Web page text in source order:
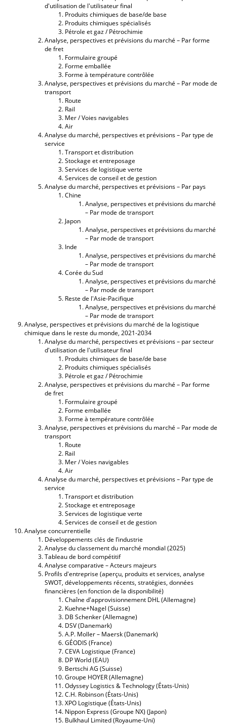
d'utilisation de l'utilisateur final
Produits chimiques de base/de base
Produits chimiques spécialisés
Pétrole et gaz / Pétrochimie
Analyse, perspectives et prévisions du marché – Par forme
de fret
Formulaire groupé
Forme emballée
Forme à température contrôlée
Analyse, perspectives et prévisions du marché – Par mode de
transport
Route
Rail
Mer / Voies navigables
Air
Analyse du marché, perspectives et prévisions – Par type de
service
Transport et distribution
Stockage et entreposage
Services de logistique verte
Services de conseil et de gestion
Analyse du marché, perspectives et prévisions – Par pays
Chine
Analyse, perspectives et prévisions du marché
– Par mode de transport
Japon
Analyse, perspectives et prévisions du marché
– Par mode de transport
Inde
Analyse, perspectives et prévisions du marché
– Par mode de transport
Corée du Sud
Analyse, perspectives et prévisions du marché
– Par mode de transport
Reste de l'Asie-Pacifique
Analyse, perspectives et prévisions du marché
– Par mode de transport
Analyse, perspectives et prévisions du marché de la logistique
chimique dans le reste du monde, 2021-2034
Analyse du marché, perspectives et prévisions – par secteur
d'utilisation de l'utilisateur final
Produits chimiques de base/de base
Produits chimiques spécialisés
Pétrole et gaz / Pétrochimie
Analyse, perspectives et prévisions du marché – Par forme
de fret
Formulaire groupé
Forme emballée
Forme à température contrôlée
Analyse, perspectives et prévisions du marché – Par mode de
transport
Route
Rail
Mer / Voies navigables
Air
Analyse du marché, perspectives et prévisions – Par type de
service
Transport et distribution
Stockage et entreposage
Services de logistique verte
Services de conseil et de gestion
Analyse concurrentielle
Développements clés de l’industrie
Analyse du classement du marché mondial (2025)
Tableau de bord compétitif
Analyse comparative – Acteurs majeurs
Profils d'entreprise (aperçu, produits et services, analyse
SWOT, développements récents, stratégies, données
financières (en fonction de la disponibilité)
Chaîne d'approvisionnement DHL (Allemagne)
Kuehne+Nagel (Suisse)
DB Schenker (Allemagne)
DSV (Danemark)
A.P. Moller – Maersk (Danemark)
GÉODIS (France)
CEVA Logistique (France)
DP World (EAU)
Bertschi AG (Suisse)
Groupe HOYER (Allemagne)
Odyssey Logistics & Technology (États-Unis)
C.H. Robinson (États-Unis)
XPO Logistique (États-Unis)
Nippon Express (Groupe NX) (Japon)
Bulkhaul Limited (Royaume-Uni)